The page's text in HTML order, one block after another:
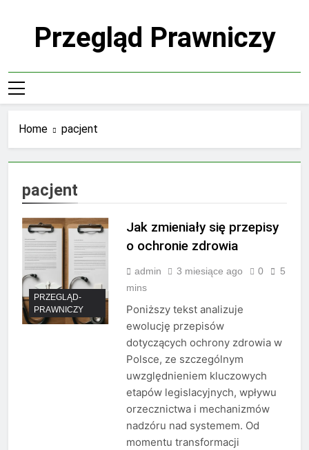
Przegląd Prawniczy
Home pacjent
pacjent
PRZEGLĄD-
PRAWNICZY
Jak zmieniały się przepisy
o ochronie zdrowia
admin 3 miesiące ago 0
5
mins
Poniższy tekst analizuje
ewolucję przepisów
dotyczących ochrony zdrowia w
Polsce, ze szczególnym
uwzględnieniem kluczowych
etapów legislacyjnych, wpływu
orzecznictwa i mechanizmów
nadzóru nad systemem. Od
momentu transformacji